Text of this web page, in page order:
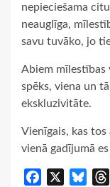
nepieciešama
neauglīga,
savu tuvāko, jo
Abiem mīlestības
spēks, viena un
ekskluzivitāte.
Vienīgais, kas
vienā gadījumā
Facebook